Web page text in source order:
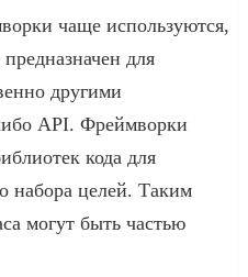
чаще используются,
для
другими
API. Фреймворки
кода для
набора целей. Таким
могут быть частью